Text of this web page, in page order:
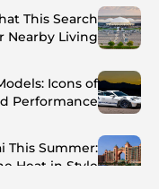
This Search
Nearby Living
Icons of
Performance
This Summer:
Heat in Style